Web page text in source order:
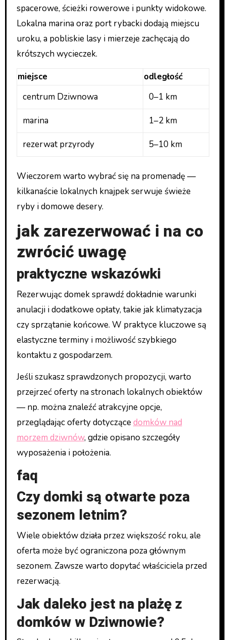
spacerowe, ścieżki rowerowe i punkty widokowe.
Lokalna marina oraz port rybacki dodają miejscu
uroku, a pobliskie lasy i mierzeje zachęcają do
krótszych wycieczek.
miejsce
odległość
centrum Dziwnowa
0–1 km
marina 1–2 km
rezerwat przyrody 5–10 km
Wieczorem warto wybrać się na promenadę —
kilkanaście lokalnych knajpek serwuje świeże
ryby i domowe desery.
jak zarezerwować i na co
zwrócić uwagę
praktyczne wskazówki
Rezerwując domek sprawdź dokładnie warunki
anulacji i dodatkowe opłaty, takie jak klimatyzacja
czy sprzątanie końcowe. W praktyce kluczowe są
elastyczne terminy i możliwość szybkiego
kontaktu z gospodarzem.
Jeśli szukasz sprawdzonych propozycji, warto
przejrzeć oferty na stronach lokalnych obiektów
— np. można znaleźć atrakcyjne opcje,
przeglądając oferty dotyczącedomków nad
morzem dziwnów, gdzie opisano szczegóły
wyposażenia i położenia.
faq
Czy domki są otwarte poza
sezonem letnim?
Wiele obiektów działa przez większość roku, ale
oferta może być ograniczona poza głównym
sezonem. Zawsze warto dopytać właściciela przed
rezerwacją.
Jak daleko jest na plażę z
domków w Dziwnowie?